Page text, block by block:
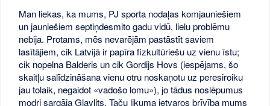
Man liekas, ka mums, PJ sporta nodaļas komjauniešiem
un jauniešiem septiņdesmito gadu vidū, lielu problēmu
nebija. Protams, mēs nevarējām pastāstīt saviem
lasītājiem, cik Latvijā ir papīra fizkultūriešu uz vienu īstu;
cik nopelna Balderis un cik Gordijs Hovs (iespējams, šo
skaitļu salīdzināšana vienu otru noskaņotu uz peresiroiku
jau tolaik, negaidot «vadošo lomu»), jo tādus noslēpumus
modri sargāja Glavļits. Taču likuma ietvaros brīvība mums